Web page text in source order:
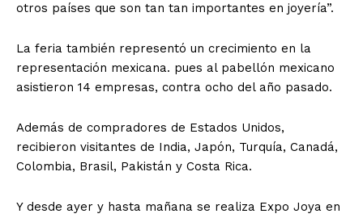
otros países que son tan tan importantes en joyería”.
La feria también representó un crecimiento en la
representación mexicana. pues al pabellón mexicano
asistieron 14 empresas, contra ocho del año pasado.
Además de compradores de Estados Unidos,
recibieron visitantes de India, Japón, Turquía, Canadá,
Colombia, Brasil, Pakistán y Costa Rica.
Y desde ayer y hasta mañana se realiza Expo Joya en